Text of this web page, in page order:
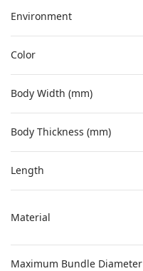
Environment
Color
Body Width (mm)
Body Thickness (mm)
Length
Material
Maximum Bundle Diameter